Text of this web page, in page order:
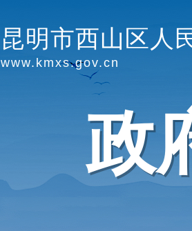
昆明市西山区人
www.kmxs.gov.cn
政